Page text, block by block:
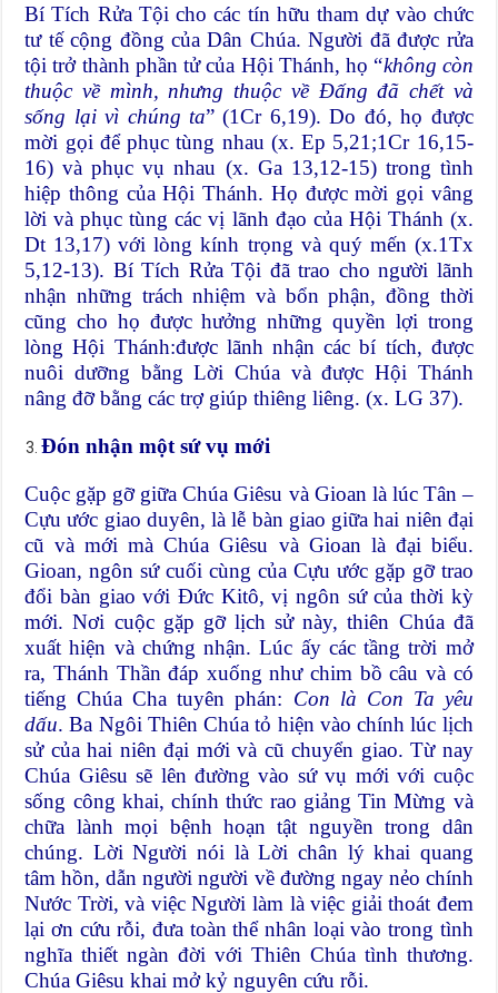
Bí Tích Rửa Tội cho các tín hữu tham dự vào chức
tư tế cộng đồng của Dân Chúa. Người đã được rửa
tội trở thành phần tử của Hội Thánh, họ “không còn
thuộc về mình, nhưng thuộc về Đấng đã chết và
sống lại vì chúng ta” (1Cr 6,19). Do đó, họ được
mời gọi để phục tùng nhau (x. Ep 5,21;1Cr 16,15-
16) và phục vụ nhau (x. Ga 13,12-15) trong tình
hiệp thông của Hội Thánh. Họ được mời gọi vâng
lời và phục tùng các vị lãnh đạo của Hội Thánh (x.
Dt 13,17) với lòng kính trọng và quý mến (x.1Tx
5,12-13). Bí Tích Rửa Tội đã trao cho người lãnh
nhận những trách nhiệm và bổn phận, đồng thời
cũng cho họ được hưởng những quyền lợi trong
lòng Hội Thánh:được lãnh nhận các bí tích, được
nuôi dưỡng bằng Lời Chúa và được Hội Thánh
nâng đỡ bằng các trợ giúp thiêng liêng. (x. LG 37).
Đón nhận một sứ vụ mới
Cuộc gặp gỡ giữa Chúa Giêsu và Gioan là lúc Tân –
Cựu ước giao duyên, là lễ bàn giao giữa hai niên đại
cũ và mới mà Chúa Giêsu và Gioan là đại biểu.
Gioan, ngôn sứ cuối cùng của Cựu ước gặp gỡ trao
đổi bàn giao với Đức Kitô, vị ngôn sứ của thời kỳ
mới. Nơi cuộc gặp gỡ lịch sử này, thiên Chúa đã
xuất hiện và chứng nhận. Lúc ấy các tầng trời mở
ra, Thánh Thần đáp xuống như chim bồ câu và có
tiếng Chúa Cha tuyên phán: Con là Con Ta yêu
dấu. Ba Ngôi Thiên Chúa tỏ hiện vào chính lúc lịch
sử của hai niên đại mới và cũ chuyển giao. Từ nay
Chúa Giêsu sẽ lên đường vào sứ vụ mới với cuộc
sống công khai, chính thức rao giảng Tin Mừng và
chữa lành mọi bệnh hoạn tật nguyền trong dân
chúng. Lời Người nói là Lời chân lý khai quang
tâm hồn, dẫn người người về đường ngay nẻo chính
Nước Trời, và việc Người làm là việc giải thoát đem
lại ơn cứu rỗi, đưa toàn thể nhân loại vào trong tình
nghĩa thiết ngàn đời với Thiên Chúa tình thương.
Chúa Giêsu khai mở kỷ nguyên cứu rỗi.